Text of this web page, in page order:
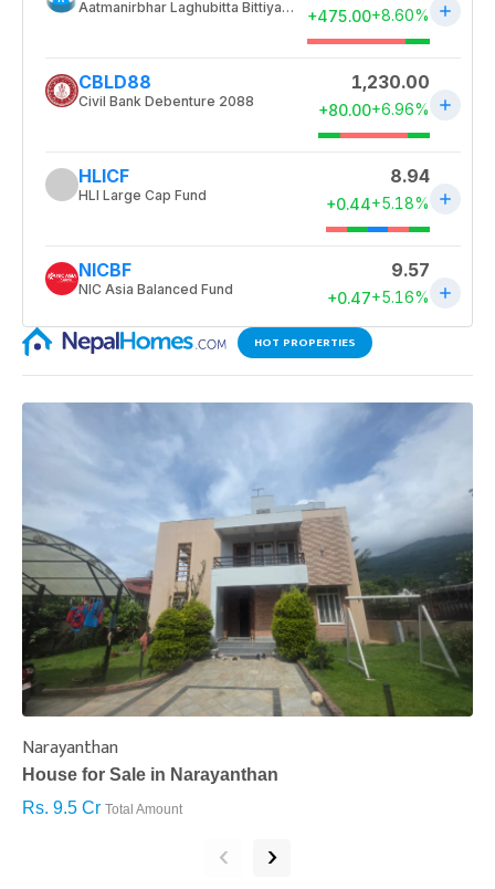
HOT PROPERTIES
Narayanthan
House for Sale in Narayanthan
Rs. 9.5 Cr Total Amount
‹ ›